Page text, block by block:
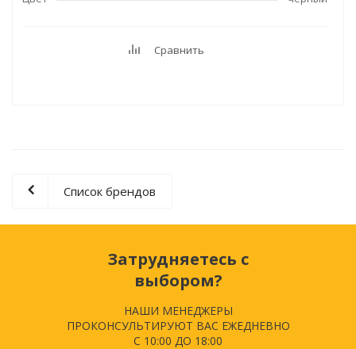
Сравнить
Список брендов
Затрудняетесь с
выбором?
НАШИ МЕНЕДЖЕРЫ
ПРОКОНСУЛЬТИРУЮТ ВАС ЕЖЕДНЕВНО
С 10:00 ДО 18:00